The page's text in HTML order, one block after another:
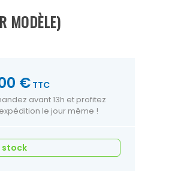
MODÈLE)
€ TTC
avant 13h et profitez
le jour même !
stock